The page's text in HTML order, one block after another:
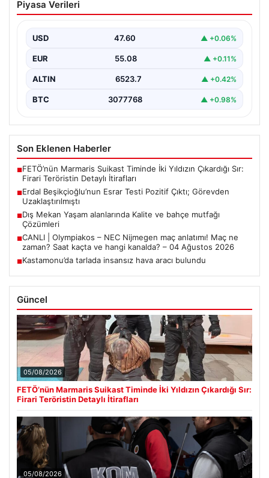
Çıktı; Görevden Uzaklaştırılmıştı
rüşvet operasyonu kapsamında tutuklanan Belediye
Başkanı Erdal Beşikçioğlu’nun…
Piyasa Verileri
USD 47.60 ▲ +0.06%
EUR 55.08 ▲ +0.11%
ALTIN 6523.7 ▲ +0.42%
BTC 3077768 ▲ +0.98%
Son Eklenen Haberler
■FETÖ’nün Marmaris Suikast Timinde İki Yıldızın Çıkardığı Sır:
Firari Teröristin Detaylı İtirafları
■Erdal Beşikçioğlu’nun Esrar Testi Pozitif Çıktı; Görevden
Uzaklaştırılmıştı
■Dış Mekan Yaşam alanlarında Kalite ve bahçe mutfağı
Çözümleri
■CANLI | Olympiakos – NEC Nijmegen maç anlatımı! Maç ne
zaman? Saat kaçta ve hangi kanalda? – 04 Ağustos 2026
■Kastamonu’da tarlada insansız hava aracı bulundu
Güncel
05/08/2026
FETÖ’nün Marmaris Suikast Timinde İki Yıldızın Çıkardığı Sır:
Firari Teröristin Detaylı İtirafları
05/08/2026